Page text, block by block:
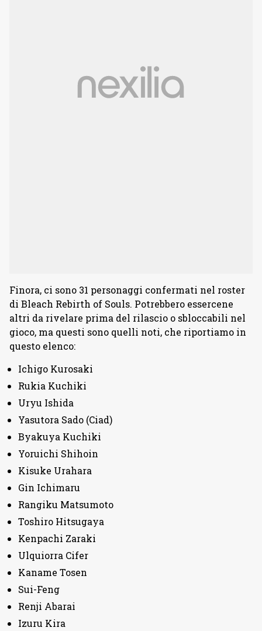
Finora, ci sono 31 personaggi confermati nel roster
di Bleach Rebirth of Souls. Potrebbero essercene
altri da rivelare prima del rilascio o sbloccabili nel
gioco, ma questi sono quelli noti, che riportiamo in
questo elenco:
Ichigo Kurosaki
Rukia Kuchiki
Uryu Ishida
Yasutora Sado (Ciad)
Byakuya Kuchiki
Yoruichi Shihoin
Kisuke Urahara
Gin Ichimaru
Rangiku Matsumoto
Toshiro Hitsugaya
Kenpachi Zaraki
Ulquiorra Cifer
Kaname Tosen
Sui-Feng
Renji Abarai
Izuru Kira